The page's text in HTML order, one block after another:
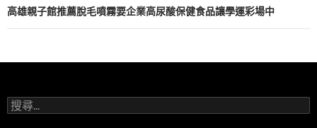
航
列
高雄親子館推薦脫毛噴霧要企業高尿酸保健食品讓學運彩場中
搜
尋